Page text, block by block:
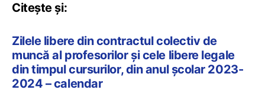
Citește și:
Zilele libere din contractul colectiv de
muncă al profesorilor și cele libere legale
din timpul cursurilor, din anul școlar 2023-
2024 – calendar